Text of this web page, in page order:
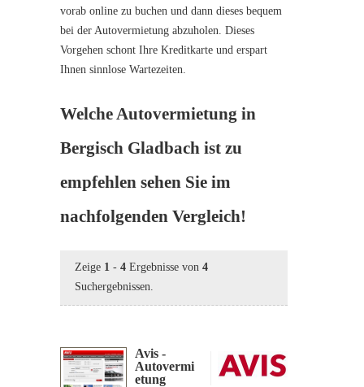
vorab online zu buchen und dann dieses bequem
bei der Autovermietung abzuholen. Dieses
Vorgehen schont Ihre Kreditkarte und erspart
Ihnen sinnlose Wartezeiten.
Welche Autovermietung in
Bergisch Gladbach ist zu
empfehlen sehen Sie im
nachfolgenden Vergleich!
Zeige 1 - 4 Ergebnisse von 4
Suchergebnissen.
Avis -
Autovermi
etung